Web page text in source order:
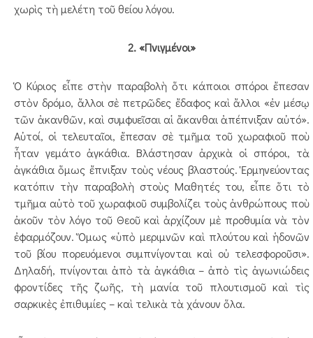
χωρὶς τὴ μελέτη τοῦ θείου λόγου.
2. «Πνιγμένοι»
Ὁ Κύριος εἶπε στὴν παραβολὴ ὅτι κάποιοι σπόροι ἔπεσαν
στὸν δρόμο, ἄλλοι σὲ πετρῶδες ἔδαφος καὶ ἄλλοι «ἐν μέσῳ
τῶν ἀκανθῶν, καὶ συμφυεῖσαι αἱ ἄκανθαι ἀπέπνιξαν αὐτό».
Αὐτοί, οἱ τελευταῖοι, ἔπεσαν σὲ τμῆμα τοῦ χωραφιοῦ ποὺ
ἦταν γεμάτο ἀγκάθια. Βλάστησαν ἀρχικὰ οἱ σπόροι, τὰ
ἀγκάθια ὅμως ἔπνιξαν τοὺς νέους βλαστούς. Ἑρμηνεύοντας
κατόπιν τὴν παραβολὴ στοὺς Μαθητές του, εἶπε ὅτι τὸ
τμῆμα αὐτὸ τοῦ χωραφιοῦ συμβολίζει τοὺς ἀνθρώπους ποὺ
ἀκοῦν τὸν λόγο τοῦ Θεοῦ καὶ ἀρχίζουν μὲ προθυμία νὰ τὸν
ἐφαρμόζουν. Ὅμως «ὑπὸ μεριμνῶν καὶ πλούτου καὶ ἡδονῶν
τοῦ βίου πορευόμενοι συμπνίγονται καὶ οὐ τελεσ­φοροῦσι».
Δηλαδή, πνίγονται ἀπὸ τὰ ἀγκάθια – ἀπὸ τὶς ἀγωνιώδεις
φροντίδες τῆς ζωῆς, τὴ μανία τοῦ πλουτισμοῦ καὶ τὶς
σαρκικὲς ἐπιθυμίες – καὶ τελικὰ τὰ χάνουν ὅλα.